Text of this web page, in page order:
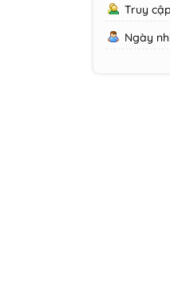
Truy
Ngày